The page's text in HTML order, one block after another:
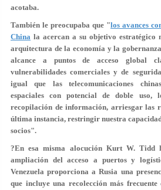
acotaba.
También le preocupaba que "los avances
China la acercan a su objetivo
arquitectura de la economía y la
alcance a puntos de acceso global
vulnerabilidades comerciales y de
igual que las telecomunicaciones
espaciales con potencial de doble
recopilación de información, arriesgar las
última instancia, restringir nuestra
socios".
?En esa misma alocución Kurt W. Tidd
ampliación del acceso a puertos y
Venezuela proporciona a Rusia una
que incluye una recolección más